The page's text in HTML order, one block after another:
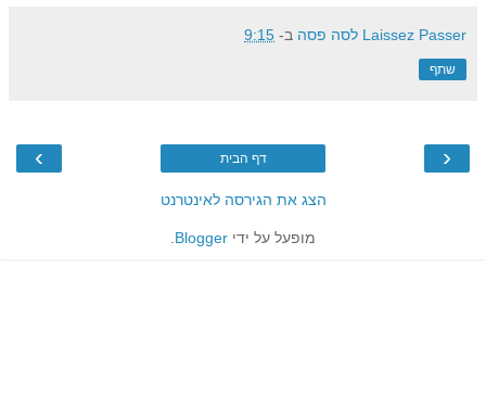
Laissez Passer לסה פסה ב- 9:15
שתף
‹
› דף הבית
הצג את הגירסה לאינטרנט
מופעל על ידי Blogger